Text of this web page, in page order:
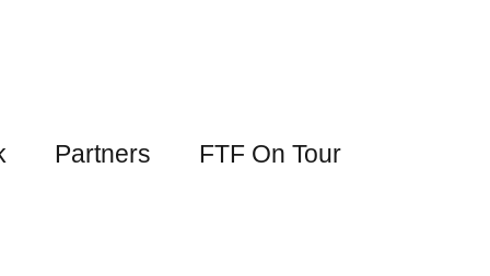
Partners FTF On Tour